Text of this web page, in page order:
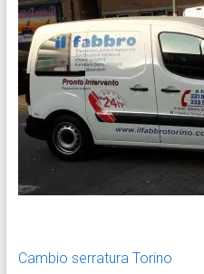
Cambio serratura Torino